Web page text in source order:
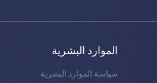
الموارد البشرية
سياسة الموارد البشرية